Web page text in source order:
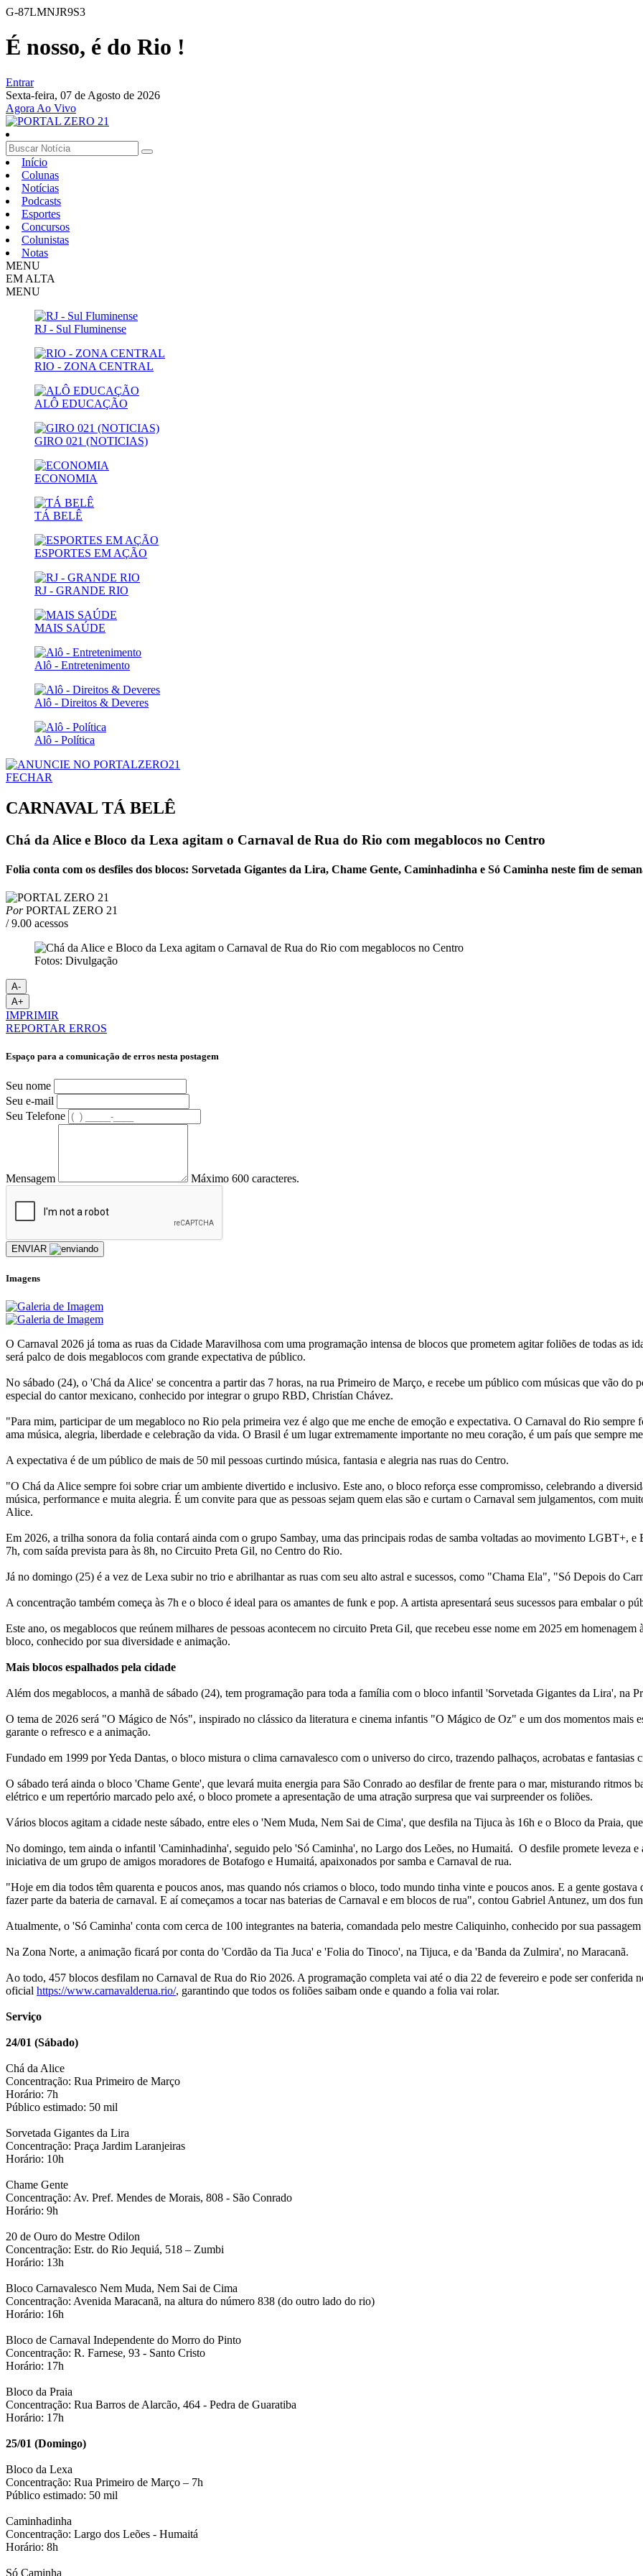
G-87LMNJR9S3
É nosso, é do Rio !
Entrar
Sexta-feira, 07 de Agosto de 2026
Agora Ao Vivo
Início
Colunas
Notícias
Podcasts
Esportes
Concursos
Colunistas
Notas
MENU
EM ALTA
MENU
RJ - Sul Fluminense
RIO - ZONA CENTRAL
ALÔ EDUCAÇÃO
GIRO 021 (NOTICIAS)
ECONOMIA
TÁ BELÊ
ESPORTES EM AÇÃO
RJ - GRANDE RIO
MAIS SAÚDE
Alô - Entretenimento
Alô - Direitos & Deveres
Alô - Política
FECHAR
CARNAVAL TÁ BELÊ
Chá da Alice e Bloco da Lexa agitam o Carnaval de Rua do Rio com megablocos no Centro
Folia conta com os desfiles dos blocos: Sorvetada Gigantes da Lira, Chame Gente, Caminhadinha e Só Caminha neste fim de
PorPORTAL ZERO 21
/ 9.00 acessos
Fotos: Divulgação
A-
A+
IMPRIMIR
REPORTAR ERROS
Espaço para a comunicação de erros nesta postagem
Seu nome
Seu e-mail
Seu Telefone
Mensagem Máximo 600 caracteres.
ENVIAR
Imagens
O Carnaval 2026 já toma as ruas da Cidade Maravilhosa com uma programação intensa de blocos que prometem agitar foliões de todas as
será palco de dois megablocos com grande expectativa de público.
No sábado (24), o 'Chá da Alice' se concentra a partir das 7 horas, na rua Primeiro de Março, e recebe um público com músicas que vão do
especial do cantor mexicano, conhecido por integrar o grupo RBD, Christían Chávez.
"Para mim, participar de um megabloco no Rio pela primeira vez é algo que me enche de emoção e expectativa. O Carnaval do Rio
ama música, alegria, liberdade e celebração da vida. O Brasil é um lugar extremamente importante no meu coração, é um país que sempre
A expectativa é de um público de mais de 50 mil pessoas curtindo música, fantasia e alegria nas ruas do Centro.
"O Chá da Alice sempre foi sobre criar um ambiente divertido e inclusivo. Este ano, o bloco reforça esse compromisso, celebrando a
música, performance e muita alegria. É um convite para que as pessoas sejam quem elas são e curtam o Carnaval sem julgamentos, com
Alice.
Em 2026, a trilha sonora da folia contará ainda com o grupo Sambay, uma das principais rodas de samba voltadas ao movimento LGBT+,
7h, com saída prevista para às 8h, no Circuito Preta Gil, no Centro do Rio.
Já no domingo (25) é a vez de Lexa subir no trio e abrilhantar as ruas com seu alto astral e sucessos, como "Chama Ela", "Só Depois do
A concentração também começa às 7h e o bloco é ideal para os amantes de funk e pop. A artista apresentará seus sucessos para embalar o
Este ano, os megablocos que reúnem milhares de pessoas acontecem no circuito Preta Gil, que recebeu esse nome em 2025 em
bloco, conhecido por sua diversidade e animação.
Mais blocos espalhados pela cidade
Além dos megablocos, a manhã de sábado (24), tem programação para toda a família com o bloco infantil 'Sorvetada Gigantes da Lira', na
O tema de 2026 será "O Mágico de Nós", inspirado no clássico da literatura e cinema infantis "O Mágico de Oz" e um dos momentos mais
garante o refresco e a animação.
Fundado em 1999 por Yeda Dantas, o bloco mistura o clima carnavalesco com o universo do circo, trazendo palhaços, acrobatas e fantasias
O sábado terá ainda o bloco 'Chame Gente', que levará muita energia para São Conrado ao desfilar de frente para o mar, misturando ritmos
elétrico e um repertório marcado pelo axé, o bloco promete a apresentação de uma atração surpresa que vai surpreender os foliões.
Vários blocos agitam a cidade neste sábado, entre eles o 'Nem Muda, Nem Sai de Cima', que desfila na Tijuca às 16h e o Bloco da Praia,
No domingo, tem ainda o infantil 'Caminhadinha', seguido pelo 'Só Caminha', no Largo dos Leões, no Humaitá. O desfile promete leveza
iniciativa de um grupo de amigos moradores de Botafogo e Humaitá, apaixonados por samba e Carnaval de rua.
"Hoje em dia todos têm quarenta e poucos anos, mas quando nós criamos o bloco, todo mundo tinha vinte e poucos anos. E a gente gostava
fazer parte da bateria de carnaval. E aí começamos a tocar nas baterias de Carnaval e em blocos de rua", contou Gabriel Antunez, um dos
Atualmente, o 'Só Caminha' conta com cerca de 100 integrantes na bateria, comandada pelo mestre Caliquinho, conhecido por sua
Na Zona Norte, a animação ficará por conta do 'Cordão da Tia Juca' e 'Folia do Tinoco', na Tijuca, e da 'Banda da Zulmira', no Maracanã.
Ao todo, 457 blocos desfilam no Carnaval de Rua do Rio 2026. A programação completa vai até o dia 22 de fevereiro e pode ser conferida
oficial https://www.carnavalderua.rio/, garantindo que todos os foliões saibam onde e quando a folia vai rolar.
Serviço
24/01 (Sábado)
Chá da Alice
Concentração: Rua Primeiro de Março
Horário: 7h
Público estimado: 50 mil
Sorvetada Gigantes da Lira
Concentração: Praça Jardim Laranjeiras
Horário: 10h
Chame Gente
Concentração: Av. Pref. Mendes de Morais, 808 - São Conrado
Horário: 9h
20 de Ouro do Mestre Odilon
Concentração: Estr. do Rio Jequiá, 518 – Zumbi
Horário: 13h
Bloco Carnavalesco Nem Muda, Nem Sai de Cima
Concentração: Avenida Maracanã, na altura do número 838 (do outro lado do rio)
Horário: 16h
Bloco de Carnaval Independente do Morro do Pinto
Concentração: R. Farnese, 93 - Santo Cristo
Horário: 17h
Bloco da Praia
Concentração: Rua Barros de Alarcão, 464 - Pedra de Guaratiba
Horário: 17h
25/01 (Domingo)
Bloco da Lexa
Concentração: Rua Primeiro de Março – 7h
Público estimado: 50 mil
Caminhadinha
Concentração: Largo dos Leões - Humaitá
Horário: 8h
Só Caminha